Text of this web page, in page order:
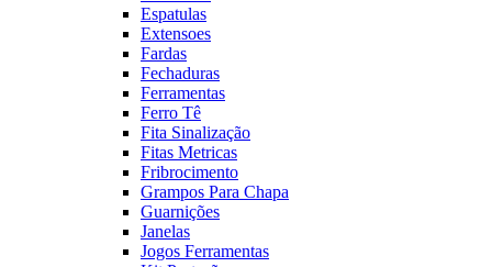
Espatulas
Extensoes
Fardas
Fechaduras
Ferramentas
Ferro Tê
Fita Sinalização
Fitas Metricas
Fribrocimento
Grampos Para Chapa
Guarnições
Janelas
Jogos Ferramentas